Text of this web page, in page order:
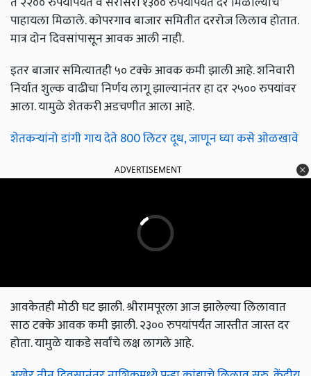
पाहायला मिळाले. कोपरगाव बाजार समितीत दररोज लिलाव होतात.
मात्र दोन दिवसांपासून आवक आली नाही.
इतर बाजार समित्यातही ५० टक्के आवक कमी झाली आहे. शनिवारी
निर्यात शुल्क वाढीचा निर्णय लागू झाल्यानंतर हा दर २५०० रुपयांवर
आला. यामुळे शेतकरी अडचणीत आला आहे.
शेतकऱ्यांनो डांगी गाय देते 800 लिटर दूध, जाणून घ्या कसे ओळखावे
ADVERTISEMENT
आवकेतही मोठी घट झाली. श्रीरामपूरला आज झालेल्या लिलावात
साठ टक्के आवक कमी झाली. २३०० रुपयांपर्यंत जास्तीत जास्त दर
होता. यामुळे याकडे सर्वांचे लक्ष लागले आहे.